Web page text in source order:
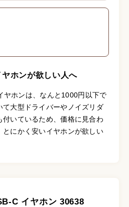
ホンが欲しい人へ
ヤホンは、なんと1000円以下で
て大型ドライバーやノイズリダ
付いているため、価格に見合わ
とにかく安いイヤホンが欲しい
C イヤホン 30638